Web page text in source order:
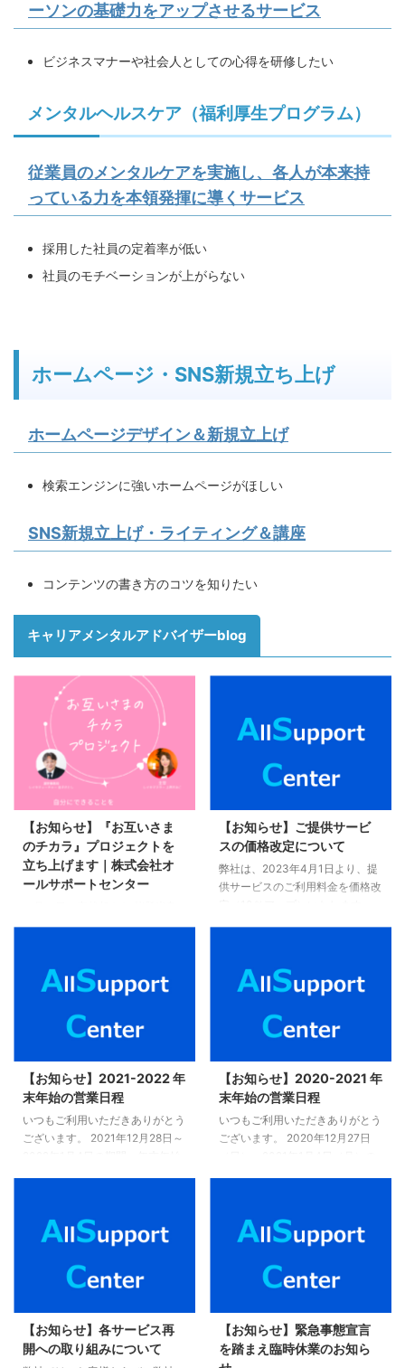
ーソンの基礎力をアップさせるサービス
ビジネスマナーや社会人としての心得を研修したい
メンタルヘルスケア（福利厚生プログラム）
従業員のメンタルケアを実施し、各人が本来持
っている力を本領発揮に導くサービス
採用した社員の定着率が低い
社員のモチベーションが上がらない
ホームページ・SNS新規立ち上げ
ホームページデザイン＆新規立上げ
検索エンジンに強いホームページがほしい
SNS新規立上げ・ライティング＆講座
コンテンツの書き方のコツを知りたい
キャリアメンタルアドバイザーblog
【お知らせ】『お互いさま
のチカラ』プロジェクトを
立ち上げます｜株式会社オ
ールサポートセンター
地震から２週間が経ちました。
一緒にレイキヒーリングをしたり
複数の方とお話しました。 その
時、私が耳にしたのが、 「報道
を観ると、辛くて、氣がつくと涙
道番組は見られないです」 とい
うお声でした。 癒しのエネルギ
ーと心の浄化で使命に導くコンサ
ルタント キャリアメンタルアド
バイザー レイキマスター 上西純
なたがレイ ...
【お知らせ】ご提供サービ
スの価格改定について
弊社は、2023年4月1日より、提
供サービスのご利用料金を価格改
よりお問い合わせ願います。 お
問い合わせはこちら。
【お知らせ】2021-2022 年
末年始の営業日程
いつもご利用いただきありがとう
ございます。 2021年12月28日～
袋） フラワーエッセンス東京
（池袋） アリイアリイカフェ池
袋 オンラインショップASC 株式
会社オールサポートセンター（運
間中、各種ご予約に関してご不明
の場合は、以下にお問合せくださ
【お知らせ】2020-2021 年
末年始の営業日程
いつもご利用いただきありがとう
ございます。 2020年12月27日
アカデミー（池袋） フラワーエ
ッセンス東京（池袋） アリイア
リイカフェ池袋 オンラインショ
ップASC 株式会社オールサポー
について 本期間中、各種ご予約
に関してご不明の場合は、以下に
【お知らせ】各サービス再
開への取り組みについて
【お知らせ】緊急事態宣言
を踏まえ臨時休業のお知ら